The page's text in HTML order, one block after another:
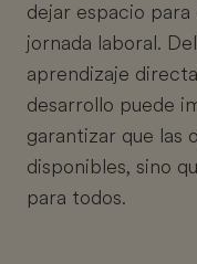
dejar espacio
jornada laboral.
aprendizaje
desarrollo puede
garantizar que las
disponibles, sino
para todos.